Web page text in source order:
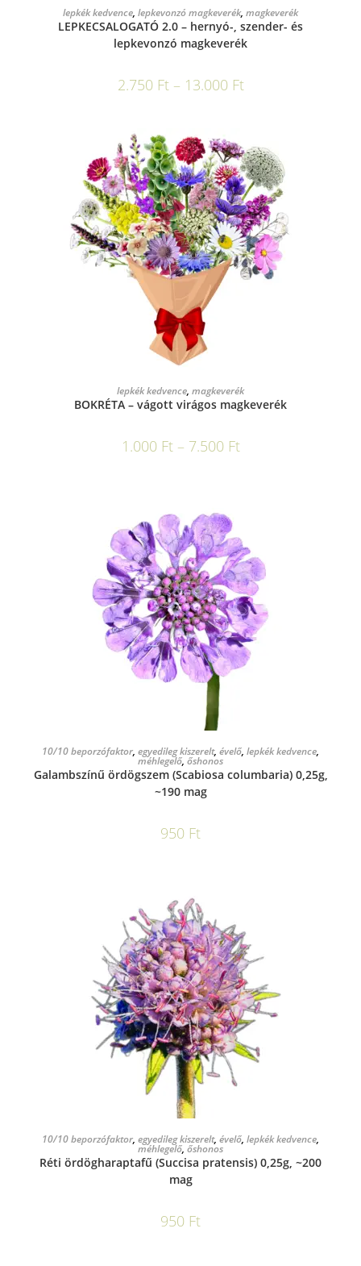
OPCIÓK VÁLASZTÁSA
lepkék kedvence, lepkevonzó magkeverék, magkeverék
LEPKECSALOGATÓ 2.0 – hernyó-, szender- és
lepkevonzó magkeverék
2.750 Ft – 13.000 Ft
OPCIÓK VÁLASZTÁSA
lepkék kedvence, magkeverék
BOKRÉTA – vágott virágos magkeverék
1.000 Ft – 7.500 Ft
KOSÁRBA TESZEM
10/10 beporzófaktor, egyedileg kiszerelt, évelő, lepkék kedvence,
méhlegelő, őshonos
Galambszínű ördögszem (Scabiosa columbaria) 0,25g,
~190 mag
950 Ft
KOSÁRBA TESZEM
10/10 beporzófaktor, egyedileg kiszerelt, évelő, lepkék kedvence,
méhlegelő, őshonos
Réti ördögharaptafű (Succisa pratensis) 0,25g, ~200
mag
950 Ft